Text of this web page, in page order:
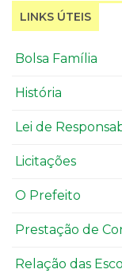
LINKS ÚTEIS
Bolsa Família
História
Lei de
Licitações
O Prefeito
Prestação de
Relação das